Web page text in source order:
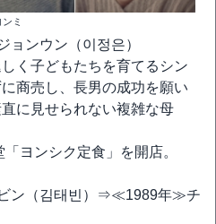
ミ
ンウン（이정은）
く子どもたちを育てるシン
商売し、長男の成功を願い
に見せられない複雑な母
ヨンシク定食」を開店。
ン（김태빈）⇒≪1989年≫チ